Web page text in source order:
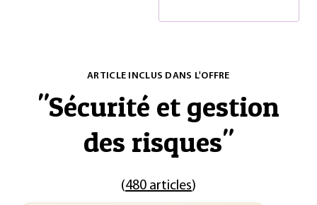
ARTICLE INCLUS DANS L'OFFRE
"Sécurité et gestion
des risques"
(480 articles)